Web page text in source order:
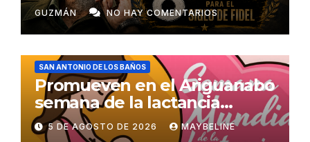
GUZMÁN NO HAY COMENTARIOS
SAN ANTONIO DE LOS BAÑOS
Promueven en el Ariguanabo
semana de la lactancia
materna
5 DE AGOSTO DE 2026 MAYBELINE